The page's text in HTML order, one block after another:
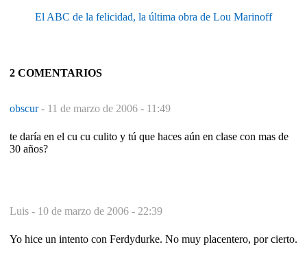
El ABC de la felicidad, la última obra de Lou Marinoff
2 COMENTARIOS
obscur- 11 de marzo de 2006 - 11:49
te daría en el cu cu culito y tú que haces aún en clase con mas de
30 años?
Luis - 10 de marzo de 2006 - 22:39
Yo hice un intento con Ferdydurke. No muy placentero, por cierto.